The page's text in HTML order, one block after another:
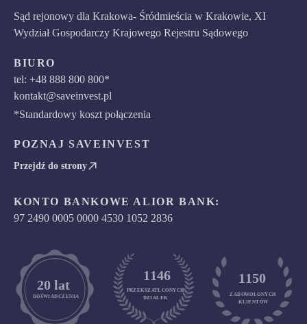
Sąd rejonowy dla Krakowa- Śródmieścia w Krakowie, XI
Wydział Gospodarczy Krajowego Rejestru Sądowego
BIURO
tel: +48 888 800 800*
kontakt@saveinvest.pl
*Standardowy koszt połączenia
POZNAJ SAVEINVEST
Przejdź do strony
KONTO BANKOWE ALIOR BANK:
97 2490 0005 0000 4530 1052 2836
DOŚWIADCZENIA
	20 lat
1146
PRZEKSZATŁCONYCH
DZIAŁEK
1150
ZADOWOLONYCH
KLIENTÓW